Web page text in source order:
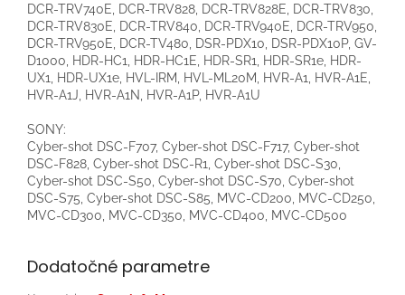
DCR-TRV740E, DCR-TRV828, DCR-TRV828E, DCR-TRV830,
DCR-TRV830E, DCR-TRV840, DCR-TRV940E, DCR-TRV950,
DCR-TRV950E, DCR-TV480, DSR-PDX10, DSR-PDX10P, GV-
D1000, HDR-HC1, HDR-HC1E, HDR-SR1, HDR-SR1e, HDR-
UX1, HDR-UX1e, HVL-IRM, HVL-ML20M, HVR-A1, HVR-A1E,
HVR-A1J, HVR-A1N, HVR-A1P, HVR-A1U
SONY:
Cyber-shot DSC-F707, Cyber-shot DSC-F717, Cyber-shot
DSC-F828, Cyber-shot DSC-R1, Cyber-shot DSC-S30,
Cyber-shot DSC-S50, Cyber-shot DSC-S70, Cyber-shot
DSC-S75, Cyber-shot DSC-S85, MVC-CD200, MVC-CD250,
MVC-CD300, MVC-CD350, MVC-CD400, MVC-CD500
Dodatočné parametre